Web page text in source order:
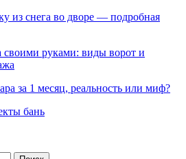
из снега во дворе — подробная
своими руками: виды ворот и
за 1 месяц, реальность или миф?
бань